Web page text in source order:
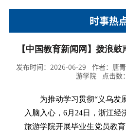
时事热
【中国教育新闻网】拨浪
发布时间：2026-06-29 作者：唐
游学院 点击数：
为推动学习贯彻“义乌发
入脑入心，6月24日，浙江经
旅游学院开展毕业生党员教